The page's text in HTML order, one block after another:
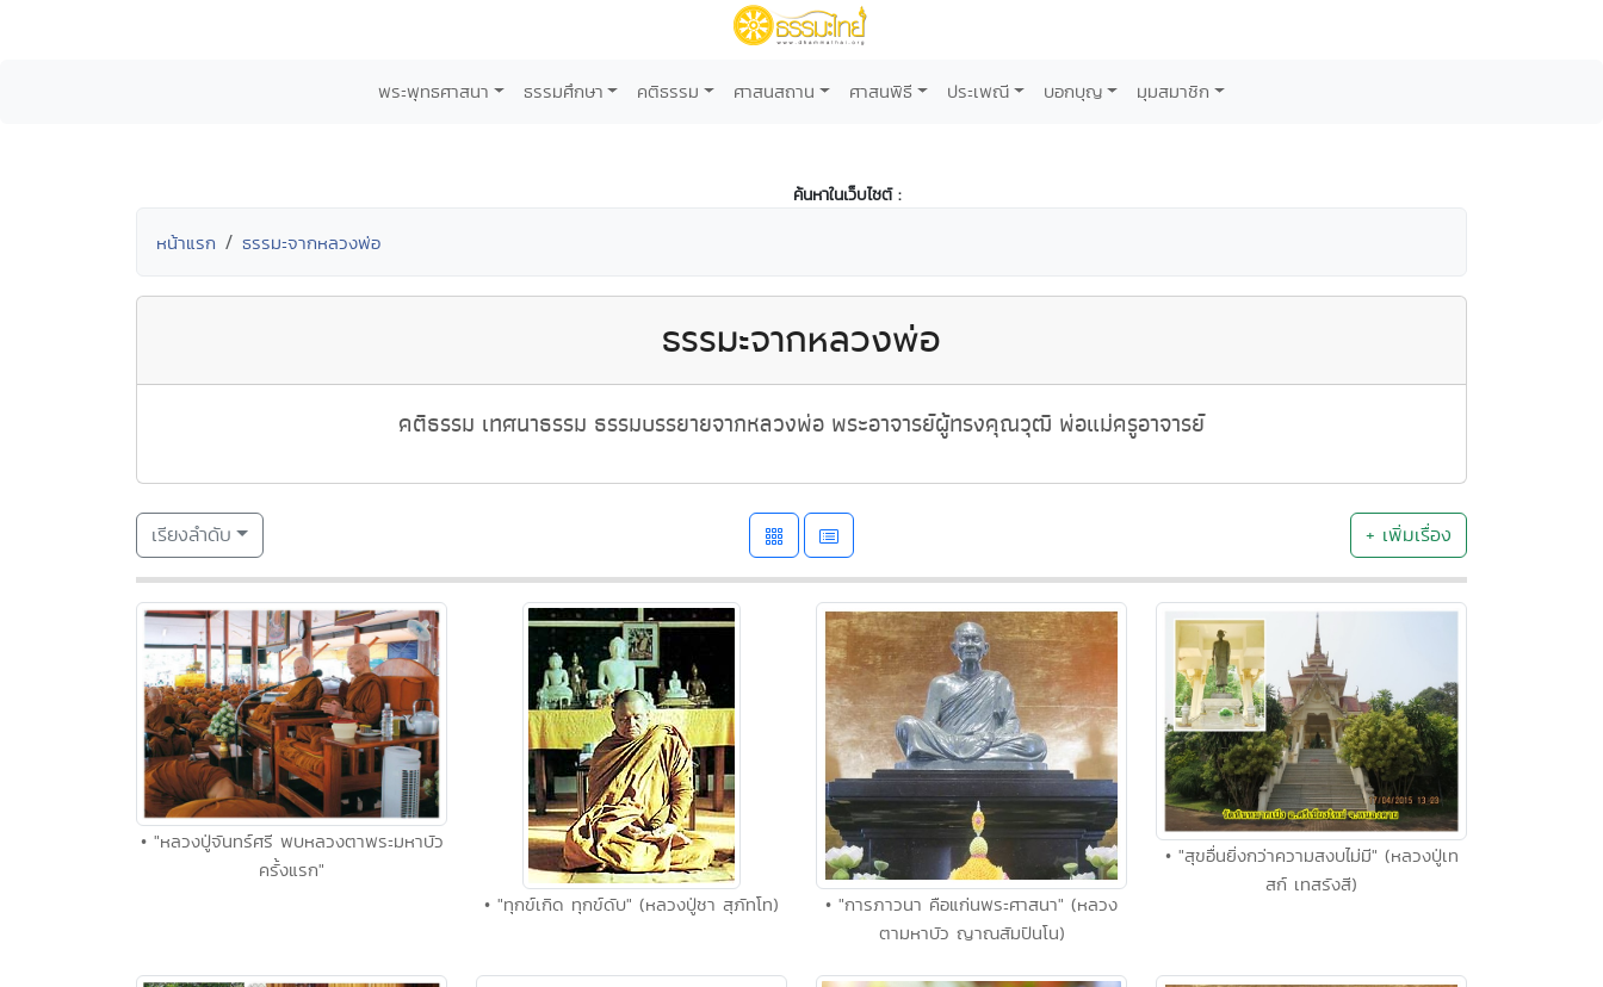
พระพุทธศาสนา ธรรมศึกษา คติธรรม ศาสนสถาน ศาสนพิธี ประเพณี บอกบุญ มุมสมาชิก
ค้นหาในเว็บไซต์ :
หน้าแรก ธรรมะจากหลวงพ่อ
ธรรมะจากหลวงพ่อ
คติธรรม เทศนาธรรม ธรรมบรรยายจากหลวงพ่อ พระอาจารย์ผู้ทรงคุณวุฒิ พ่อแม่ครูอาจารย์
เรียงลำดับ + เพิ่มเรื่อง
• "หลวงปู่จันทร์ศรี พบหลวงตาพระมหาบัว
ครั้งแรก"
• "ทุกข์เกิด ทุกข์ดับ" (หลวงปู่ชา สุภัทโท)
• "การภาวนา คือแก่นพระศาสนา" (หลวง
ตามหาบัว ญาณสัมปันโน)
• "สุขอื่นยิ่งกว่าความสงบไม่มี" (หลวงปู่เท
สก์ เทสรังสี)